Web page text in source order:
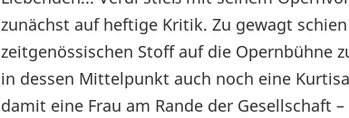
zunächst auf heftige Kritik. Zu gewagt
zeitgenössischen Stoff auf die Opernbühne
in dessen Mittelpunkt auch noch eine
damit eine Frau am Rande der Gesellschaft